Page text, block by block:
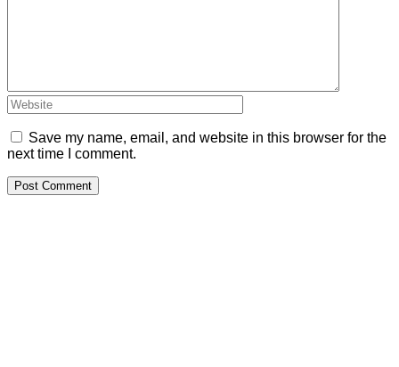
Save my name, email, and website in this browser for the
next time I comment.